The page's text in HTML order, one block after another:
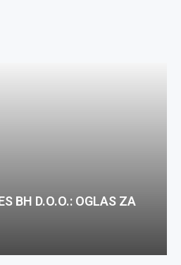
BH D.O.O.: OGLAS ZA